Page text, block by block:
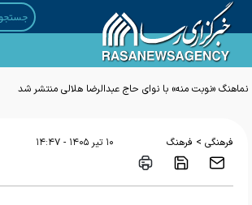
نماهنگ «نوبت منه» با نوای حاج عبدالرضا هلالی منتشر شد
فرهنگی > فرهنگ ۱۰ تير ۱۴۰۵ - ۱۴:۴۷